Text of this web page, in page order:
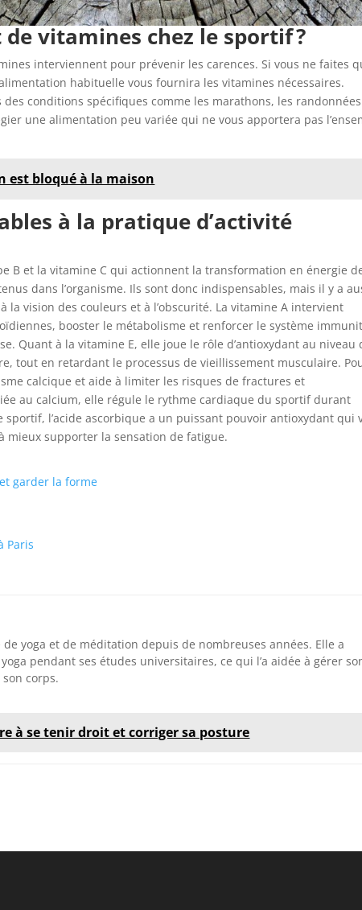
vitamines chez le sportif ?
interviennent pour prévenir les carences. Si vous ne faites
habituelle vous fournira les vitamines nécessaires.
conditions spécifiques comme les marathons, les
une alimentation peu variée qui ne vous apportera pas
est bloqué à la maison
à la pratique d’activité
B et la vitamine C qui actionnent la transformation en énergie
dans l’organisme. Ils sont donc indispensables, mais il y a
la vision des couleurs et à l’obscurité. La vitamine A intervient
booster le métabolisme et renforcer le système
Quant à la vitamine E, elle joue le rôle d’antioxydant au niveau
tout en retardant le processus de vieillissement musculaire.
calcique et aide à limiter les risques de fractures et
au calcium, elle régule le rythme cardiaque du sportif durant
sportif, l’acide ascorbique a un puissant pouvoir antioxydant qui
mieux supporter la sensation de fatigue.
garder la forme
Paris
yoga et de méditation depuis de nombreuses années. Elle a
pendant ses études universitaires, ce qui l’a aidée à gérer
corps.
à se tenir droit et corriger sa posture